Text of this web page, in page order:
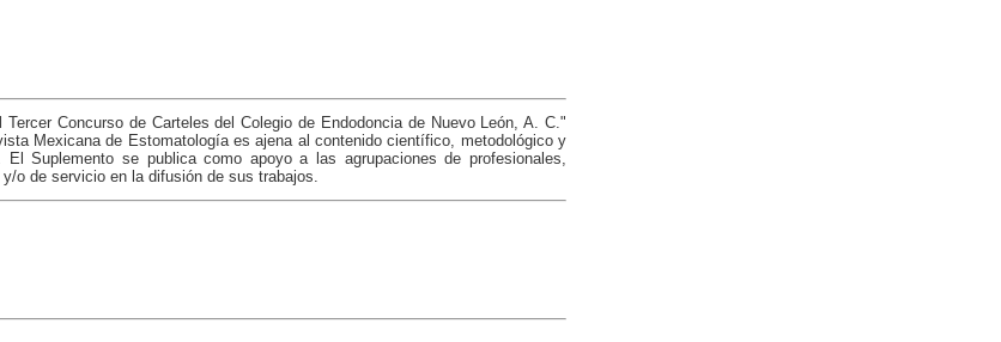
Concurso de Carteles del Colegio de Endodoncia de Nuevo León, A. C."
Mexicana de Estomatología es ajena al contenido científico, metodológico y
Suplemento se publica como apoyo a las agrupaciones de profesionales,
o de servicio en la difusión de sus trabajos.